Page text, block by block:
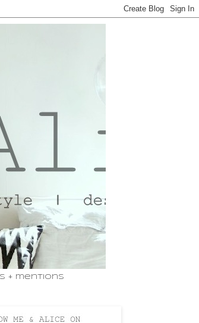
+ mentions